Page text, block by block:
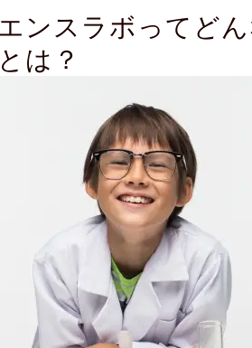
ンスラボってど
は？